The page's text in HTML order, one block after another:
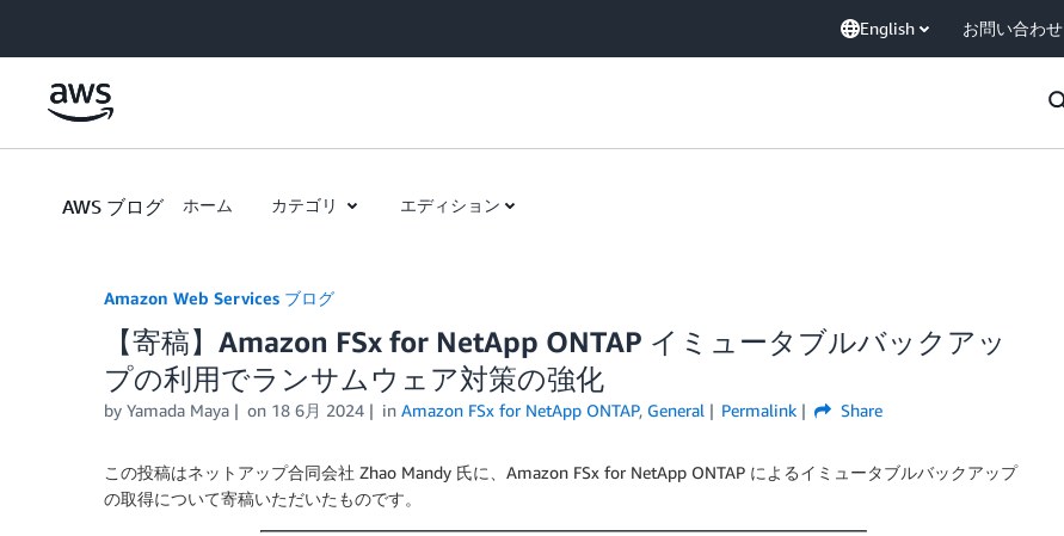
English お問い合わせ
AWS ブログ ホーム カテゴリ エディション
Amazon Web Services ブログ
【寄稿】Amazon FSx for NetApp ONTAP イミュータブルバックアッ
プの利用でランサムウェア対策の強化
by Yamada Maya on 18 6月 2024 in Amazon FSx for NetApp ONTAP, General Permalink Share
この投稿はネットアップ合同会社 Zhao Mandy 氏に、Amazon FSx for NetApp ONTAP によるイミュータブルバックアップ
の取得について寄稿いただいたものです。